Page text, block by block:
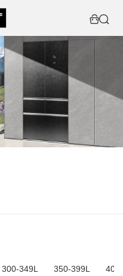
300-349L 350-399L